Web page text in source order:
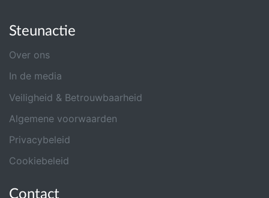
Steunactie
Over ons
In de media
Veiligheid & Betrouwbaarheid
Algemene voorwaarden
Privacybeleid
Cookiebeleid
Contact